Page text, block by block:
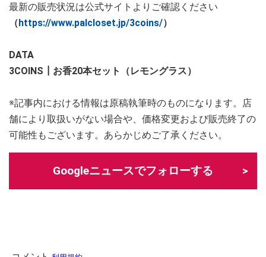
最新の販売状況は公式サイトよりご確認ください
（https://www.palcloset.jp/3coins/）
DATA
3COINS┃お香20本セット（レモングラス）
※記事内における情報は原稿執筆時のものになります。店
舗により取扱いがない場合や、価格変更および販売終了の
可能性もございます。あらかじめご了承ください。
Googleニュースでフォローする